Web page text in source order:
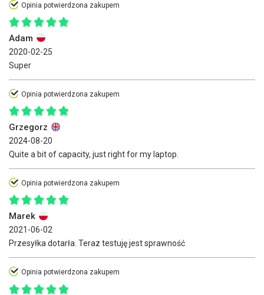
Opinia potwierdzona zakupem
Adam
2020-02-25
Super
Opinia potwierdzona zakupem
Grzegorz
2024-08-20
Quite a bit of capacity, just right for my laptop.
Opinia potwierdzona zakupem
Marek
2021-06-02
Przesyłka dotarła. Teraz testuję jest sprawność
Opinia potwierdzona zakupem